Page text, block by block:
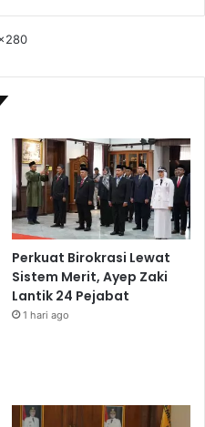
Perkuat Birokrasi Lewat
Sistem Merit, Ayep Zaki
Lantik 24 Pejabat
1 hari ago